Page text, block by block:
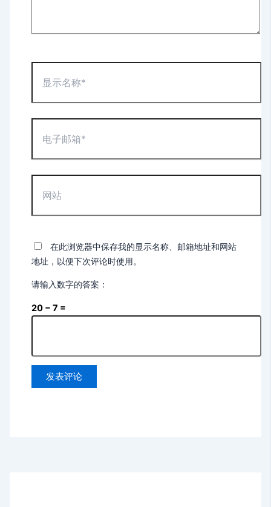
称
箱
在此浏览器中保存我的显示名称、邮箱地址和网站
地址，以便下次评论时使用。
请输入数字的答案：
20 − 7 =